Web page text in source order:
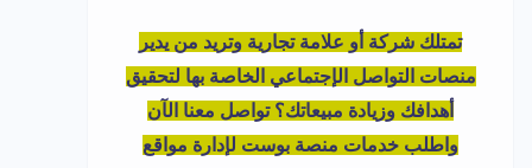
تمتلك شركة أو علامة تجارية وتريد من يدير
منصات التواصل الإجتماعي الخاصة بها لتحقيق
أهدافك وزيادة مبيعاتك؟ تواصل معنا الآن
واطلب خدمات منصة بوست لإدارة مواقع